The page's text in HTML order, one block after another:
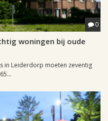
0
woningen bij oude
in Leiderdorp moeten zeventig